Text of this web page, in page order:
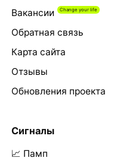
Вакансии
Обратная связь
Карта сайта
Отзывы
Обновления проекта
Сигналы
📈 Памп